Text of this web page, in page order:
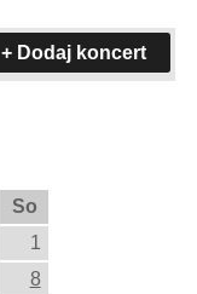
+ Dodaj koncert
So
1
8